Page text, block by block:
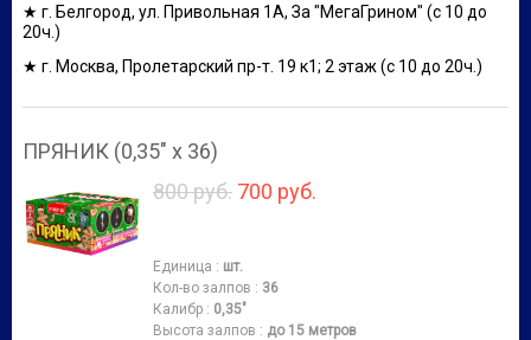
★ г. Белгород, ул. Привольная 1А, За "МегаГрином" (с 10 до
20ч.)
★ г. Москва, Пролетарский пр-т. 19 к1; 2 этаж (с 10 до 20ч.)
ПРЯНИК (0,35" х 36)
800 руб. 700 руб.
Единица : шт.
Кол-во залпов : 36
Калибр : 0,35"
Высота залпов : до 15 метров